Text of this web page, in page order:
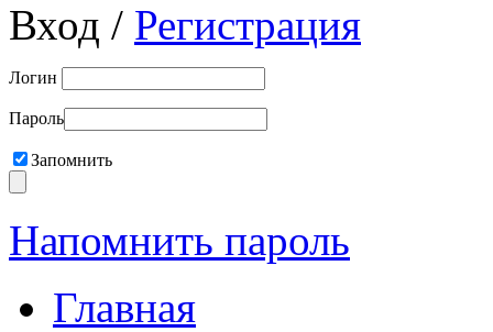
Вход / Регистрация
Логин
Пароль
Запомнить
Напомнить пароль
Главная